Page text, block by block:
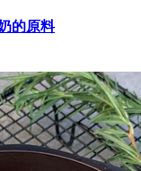
的原料